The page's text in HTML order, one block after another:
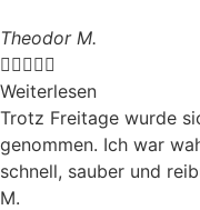
Theodor M.

Weiterlesen
Trotz Freitage wurde
genommen. Ich war
schnell, sauber und
M.